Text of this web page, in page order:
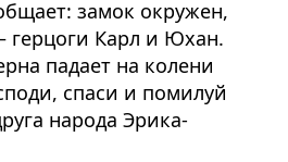
замок окружен,
герцоги Карл и Юхан.
падает на колени
спаси и помилуй
народа Эрика-